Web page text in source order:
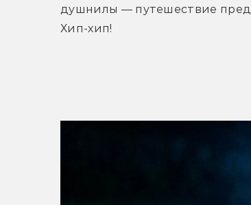
душнилы — путешествие
Хип-хип!